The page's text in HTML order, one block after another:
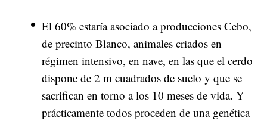
El 60% estaría asociado a producciones Cebo,
de precinto Blanco, animales criados en
régimen intensivo, en nave, en las que el cerdo
dispone de 2 m cuadrados de suelo y que se
sacrifican en torno a los 10 meses de vida. Y
prácticamente todos proceden de una genética